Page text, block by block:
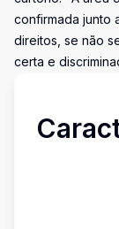
confirmada junto
direitos, se não
certa e